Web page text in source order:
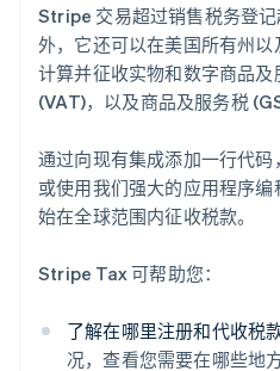
Stripe 交易超过销售税务登
外，它还可以在美国所有州
计算并征收实物和数字商品
(VAT)，以及商品及服务税
通过向现有集成添加一行代码
或使用我们强大的应用程序
始在全球范围内征收税款。
Stripe Tax 可帮助您：
了解在哪里注册和代收税
况，查看您需要在哪些地